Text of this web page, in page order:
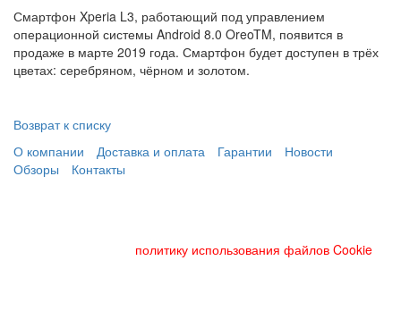
Смартфон Xperia L3, работающий под управлением
операционной системы Android 8.0 OreoTM, появится в
продаже в марте 2019 года. Смартфон будет доступен в трёх
цветах: серебряном, чёрном и золотом.
Возврат к списку
О компании
Доставка и оплата Гарантии
Новости
Обзоры
Контакты
политику использования файлов Cookie